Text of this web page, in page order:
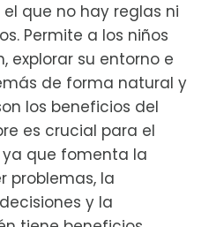
que no hay reglas ni
Permite a los niños
explorar su entorno e
de forma natural y
los beneficios del
es crucial para el
ya que fomenta la
problemas, la
y la